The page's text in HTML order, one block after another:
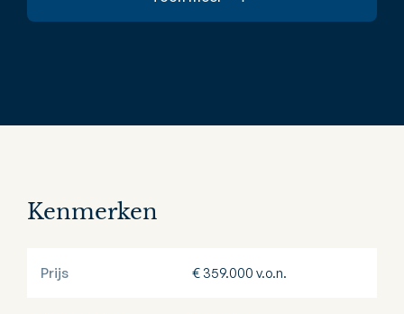
Kenmerken
Prijs € 359.000 v.o.n.